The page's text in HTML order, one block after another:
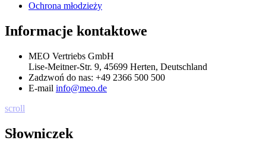
Ochrona młodzieży
Informacje kontaktowe
MEO Vertriebs GmbH
Lise-Meitner-Str. 9, 45699 Herten, Deutschland
Zadzwoń do nas: +49 2366 500 500
E-mail info@meo.de
scroll
Słowniczek